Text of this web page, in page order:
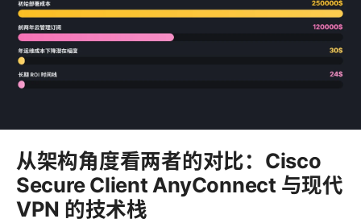
从架构角度看两者的对比：Cisco
Secure Client AnyConnect 与现代
VPN 的技术栈